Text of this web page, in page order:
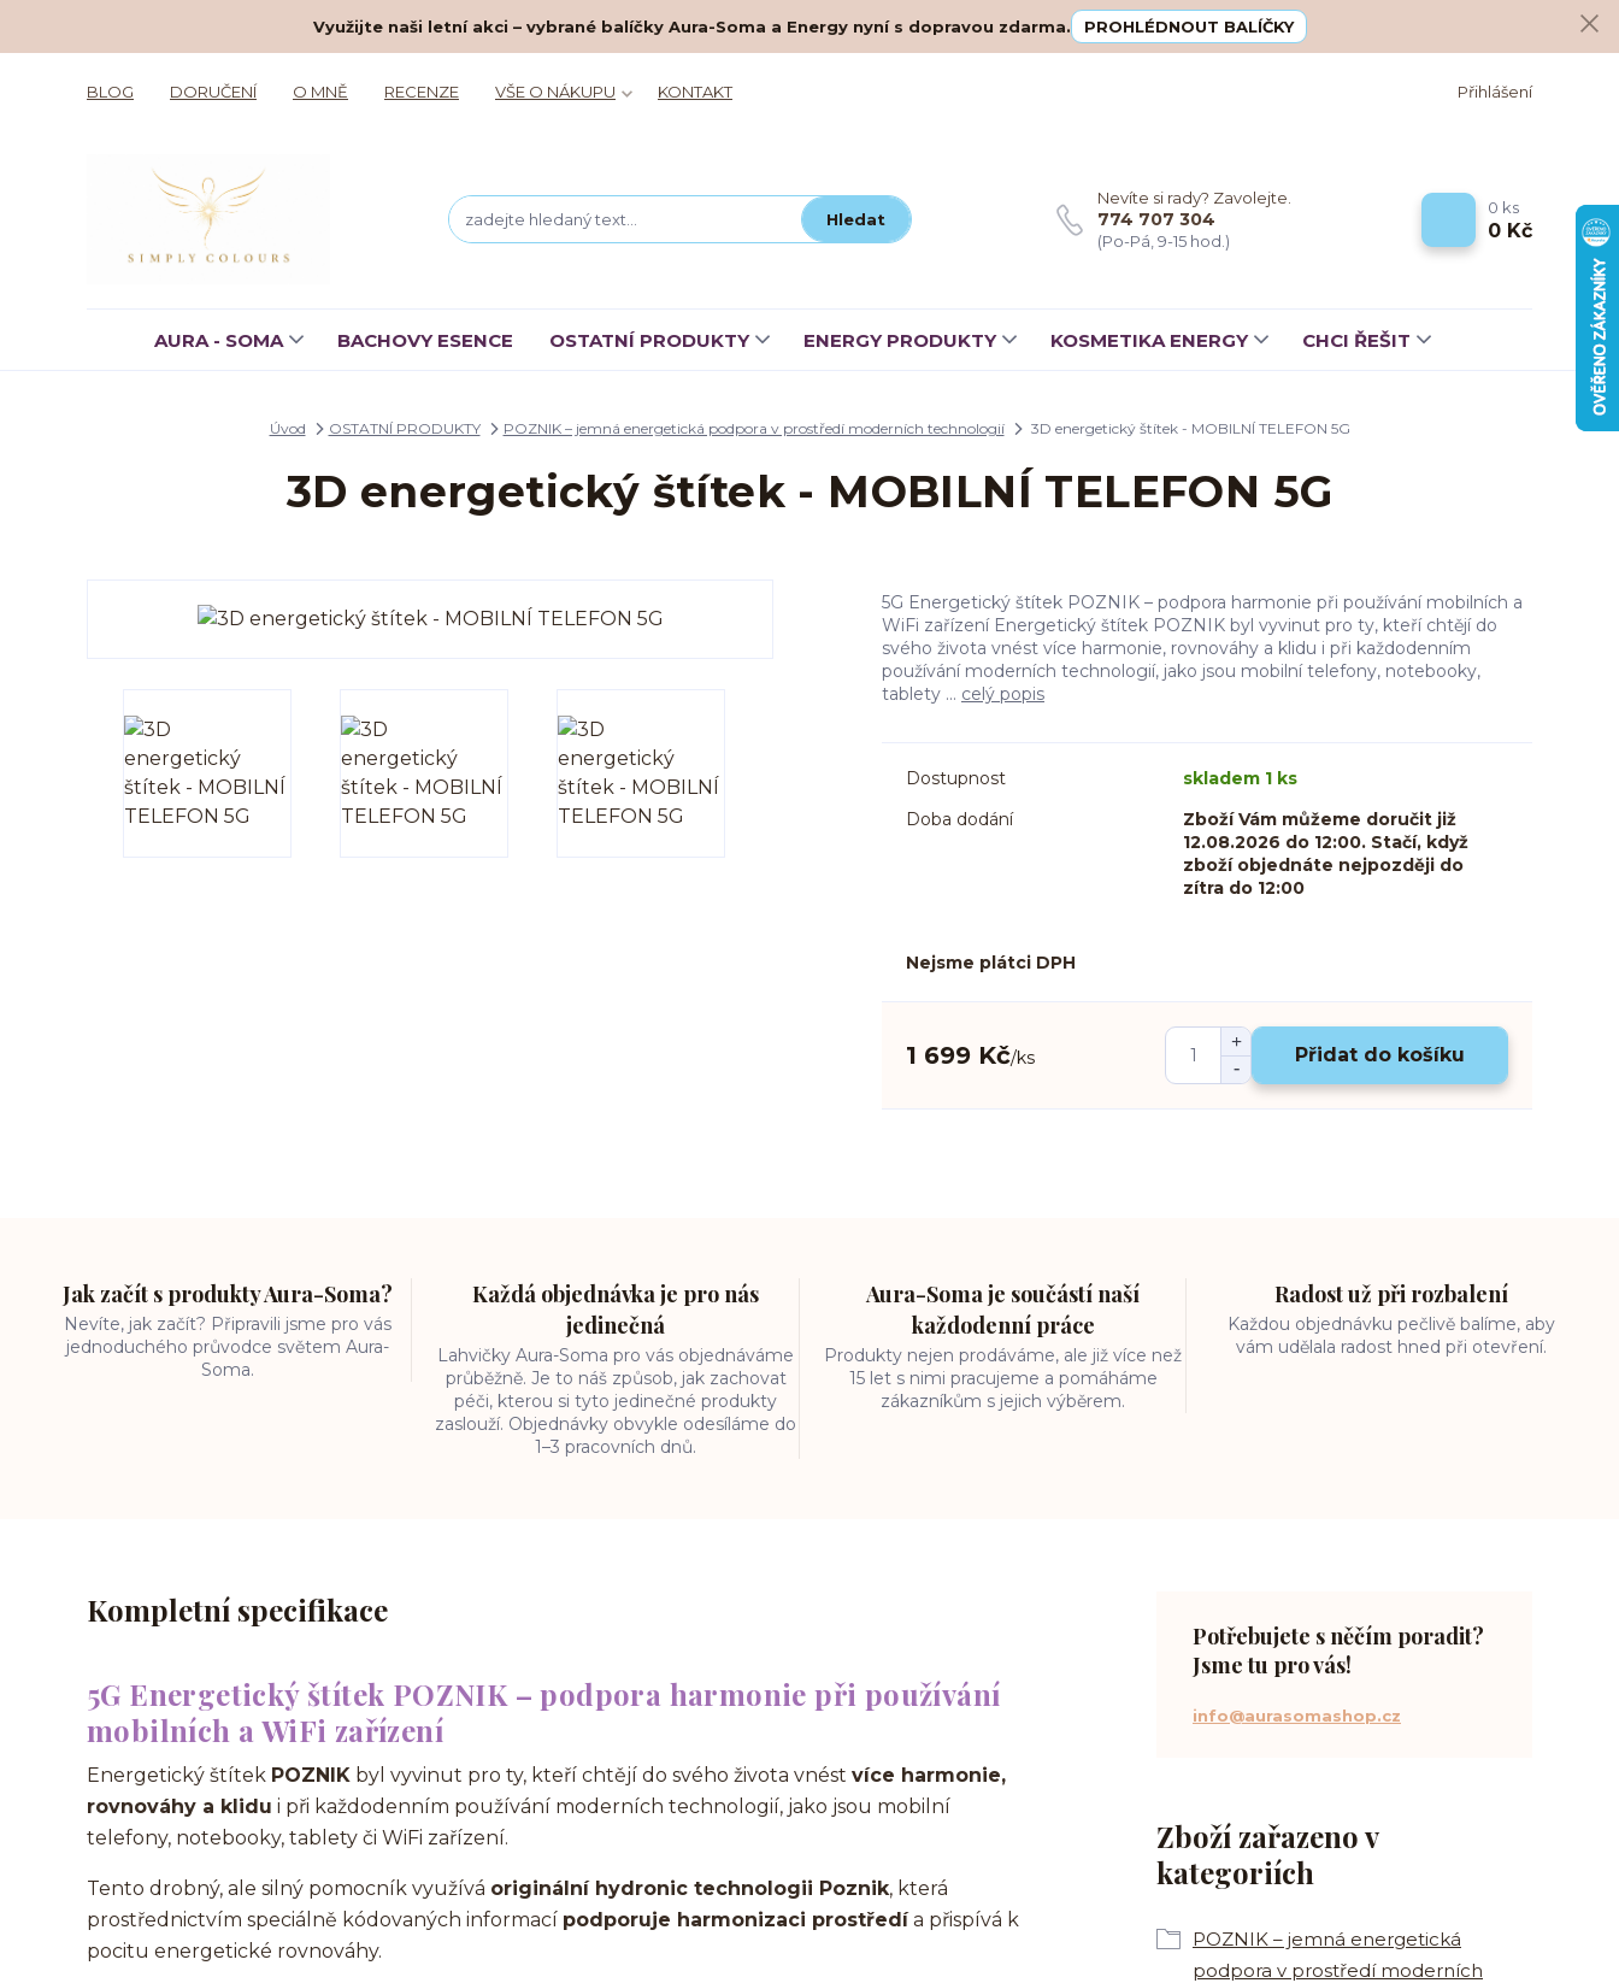
Využijte naši letní akci – vybrané balíčky Aura-Soma a Energy nyní s dopravou zdarma. PROHLÉDNOUT BALÍČKY
BLOG DORUČENÍ O MNĚ RECENZE VŠE O NÁKUPU KONTAKT Přihlášení
Hledat
Nevíte si rady? Zavolejte.
774 707 304
(Po-Pá, 9-15 hod.)
0 ks
0 Kč
AURA - SOMA BACHOVY ESENCE OSTATNÍ PRODUKTY ENERGY PRODUKTY KOSMETIKA ENERGY CHCI ŘEŠIT
Úvod OSTATNÍ PRODUKTY POZNIK – jemná energetická podpora v prostředí moderních technologií 3D energetický štítek - MOBILNÍ TELEFON 5G
3D energetický štítek - MOBILNÍ TELEFON 5G
5G Energetický štítek POZNIK – podpora harmonie při používání mobilních a
WiFi zařízení Energetický štítek POZNIK byl vyvinut pro ty, kteří chtějí do
svého života vnést více harmonie, rovnováhy a klidu i při každodenním
používání moderních technologií, jako jsou mobilní telefony, notebooky,
tablety ... celý popis
Dostupnost
skladem 1 ks
Doba dodání
Zboží Vám můžeme doručit již
12.08.2026 do 12:00. Stačí, když
zboží objednáte nejpozději do
zítra do 12:00
Nejsme plátci DPH
1 699 Kč/ks Přidat do košíku
Jak začít s produkty Aura-Soma?
Nevíte, jak začít? Připravili jsme pro vás
jednoduchého průvodce světem Aura-
Soma.
Každá objednávka je pro nás
jedinečná
Lahvičky Aura-Soma pro vás objednáváme
průběžně. Je to náš způsob, jak zachovat
péči, kterou si tyto jedinečné produkty
zaslouží. Objednávky obvykle odesíláme do
1–3 pracovních dnů.
Aura-Soma je součástí naší
každodenní práce
Produkty nejen prodáváme, ale již více než
15 let s nimi pracujeme a pomáháme
zákazníkům s jejich výběrem.
Radost už při rozbalení
Každou objednávku pečlivě balíme, aby
vám udělala radost hned při otevření.
Kompletní specifikace
5G Energetický štítek POZNIK – podpora harmonie při používání
mobilních a WiFi zařízení
Energetický štítek POZNIK byl vyvinut pro ty, kteří chtějí do svého života vnést více harmonie,
rovnováhy a klidu i při každodenním používání moderních technologií, jako jsou mobilní
telefony, notebooky, tablety či WiFi zařízení.
Tento drobný, ale silný pomocník využívá originální hydronic technologii Poznik, která
prostřednictvím speciálně kódovaných informací podporuje harmonizaci prostředía přispívá k
pocitu energetické rovnováhy.
Zboží zařazeno v
kategoriích
POZNIK – jemná energetická
podpora v prostředí moderních
Potřebujete s něčím poradit?
Jsme tu pro vás!
info@aurasomashop.cz